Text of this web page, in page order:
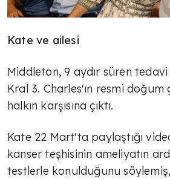
Kate ve ailesi
Middleton, 9 aydır süren
Kral 3. Charles'ın resmi
halkın karşısına çıktı.
Kate 22 Mart'ta paylaştığı
kanser teşhisinin ameliyatın
testlerle konulduğunu